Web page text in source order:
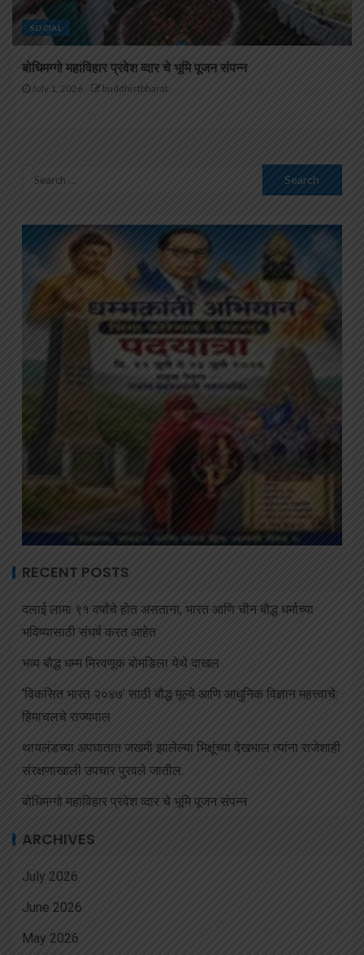
SOCIAL
बोधिमग्गो महाविहार प्रवेश व्दार चे भूमि पूजन संपन्न
July 1, 2026 buddhistbharat
RECENT POSTS
दलाई लामा ९१ वर्षांचे होत असताना, भारत आणि चीन बौद्ध धर्माच्या
भविष्यासाठी संघर्ष करत आहेत
भव्य बौद्ध धम्म मिरवणूक बोमडिला येथे दाखल
‘विकसित भारत २०४७’ साठी बौद्ध मूल्ये आणि आधुनिक विज्ञान महत्त्वाचे:
हिमाचलचे राज्यपाल
थायलंडच्या अपघातात जखमी झालेल्या भिक्षूंच्या देखभाल त्यांना राजेशाही
संरक्षणाखाली उपचार पुरवले जातील.
बोधिमग्गो महाविहार प्रवेश व्दार चे भूमि पूजन संपन्न
ARCHIVES
July 2026
June 2026
May 2026